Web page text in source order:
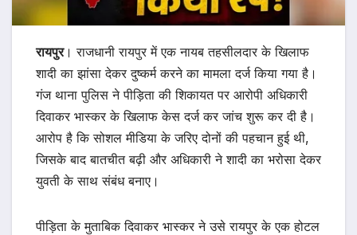
रायपुर। राजधानी रायपुर में एक नायब तहसीलदार के खिलाफ
शादी का झांसा देकर दुष्कर्म करने का मामला दर्ज किया गया है।
गंज थाना पुलिस ने पीड़िता की शिकायत पर आरोपी अधिकारी
दिवाकर भास्कर के खिलाफ केस दर्ज कर जांच शुरू कर दी है।
आरोप है कि सोशल मीडिया के जरिए दोनों की पहचान हुई थी,
जिसके बाद बातचीत बढ़ी और अधिकारी ने शादी का भरोसा देकर
युवती के साथ संबंध बनाए।
पीड़िता के मुताबिक दिवाकर भास्कर ने उसे रायपुर के एक होटल